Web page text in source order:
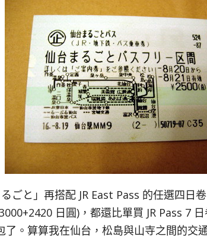
ごと」再搭配 JR East Pass 的任選四日
日圓)，都還比單買 JR Pass 7
了。算算我在仙台，松島與山寺之間的交